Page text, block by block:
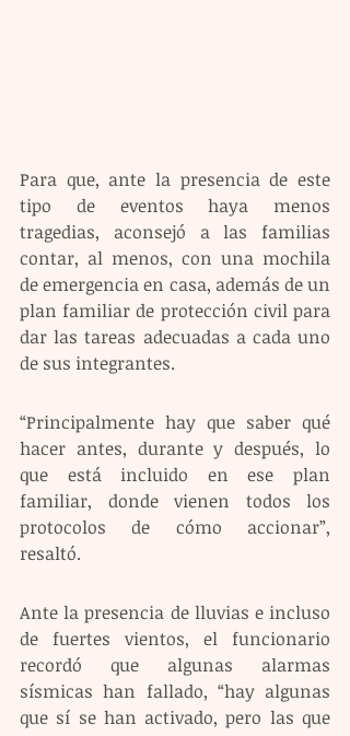
Para que, ante la presencia de este
tipo de eventos haya menos
tragedias, aconsejó a las familias
contar, al menos, con una mochila
de emergencia en casa, además de un
plan familiar de protección civil para
dar las tareas adecuadas a cada uno
de sus integrantes.
“Principalmente hay que saber qué
hacer antes, durante y después, lo
que está incluido en ese plan
familiar, donde vienen todos los
protocolos de cómo accionar”,
resaltó.
Ante la presencia de lluvias e incluso
de fuertes vientos, el funcionario
recordó que algunas alarmas
sísmicas han fallado, “hay algunas
que sí se han activado, pero las que